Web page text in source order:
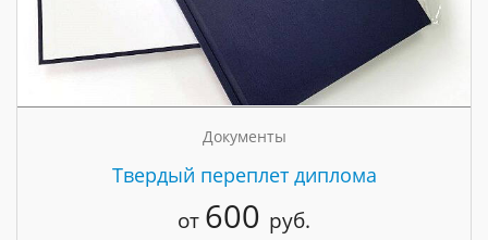
Документы
Твердый переплет диплома
от 600 руб.